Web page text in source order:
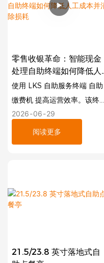
零售收银革命：智能现金
处理自助终端如何降低人
工成本并消除损耗
使用 LKS 自助服务终端 自助
缴费机 提高运营效率。该终端
专为客流量大的零售店、快餐
店和停车场设计，可自动处理
现金/数字交易，消除对账错
2026 06 29
阅读更多
21.5/23.8 英寸落地式自